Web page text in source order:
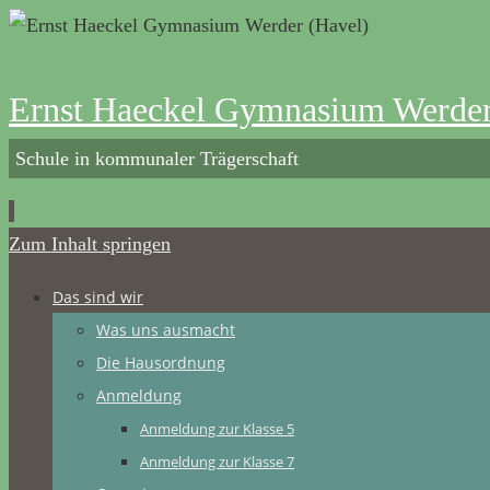
Ernst Haeckel Gymnasium
Schule in kommunaler Trägerschaft
Zum Inhalt springen
Das sind wir
Was uns ausmacht
Die Hausordnung
Anmeldung
Anmeldung zur Klasse 5
Anmeldung zur Klasse 7